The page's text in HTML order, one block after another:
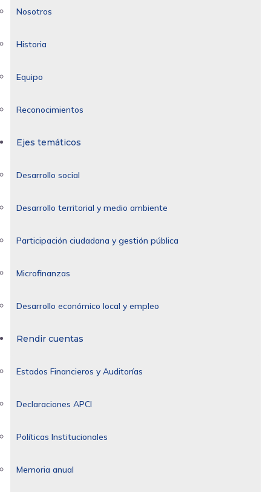
Nosotros
Historia
Equipo
Reconocimientos
Ejes temáticos
Desarrollo social
Desarrollo territorial y medio ambiente
Participación ciudadana y gestión pública
Microfinanzas
Desarrollo económico local y empleo
Rendir cuentas
Estados Financieros y Auditorías
Declaraciones APCI
Políticas Institucionales
Memoria anual